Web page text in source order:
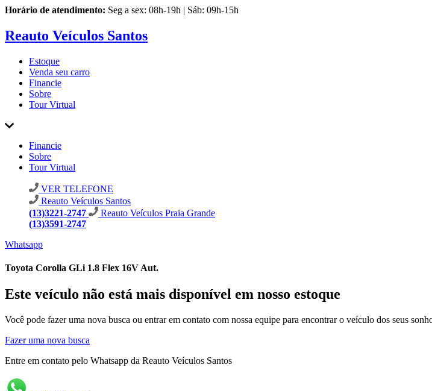
Horário de atendimento: Seg a sex: 08h-19h | Sáb: 09h-15h
Reauto Veículos Santos
Estoque
Venda seu carro
Financie
Sobre
Tour Virtual
Financie
Sobre
Tour Virtual
VER TELEFONE
Reauto Veículos Santos
(13)3221-2747
Reauto Veículos Praia Grande
(13)3591-2747
Whatsapp
Toyota Corolla GLi 1.8 Flex 16V Aut.
Este veículo não está mais disponível em nosso estoque
Você pode fazer uma nova busca ou entrar em contato com nossa equipe para encontrar o veículo dos seus
Fazer uma nova busca
Entre em contato pelo Whatsapp da Reauto Veículos Santos